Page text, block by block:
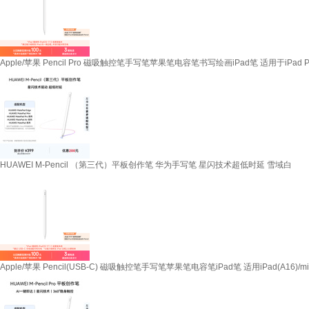
Apple/苹果 Pencil Pro 磁吸触控笔手写笔苹果笔电容笔书写绘画iPad笔 适用于iPad
HUAWEI M-Pencil （第三代）平板创作笔 华为手写笔 星闪技术超低时延 雪域白
Apple/苹果 Pencil(USB-C) 磁吸触控笔手写笔苹果笔电容笔iPad笔 适用iPad(A16)/